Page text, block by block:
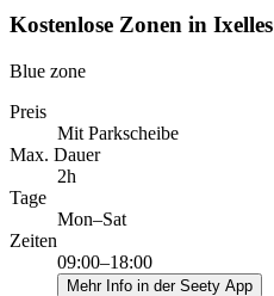
Kostenlose Zonen in Ixelles
Blue zone
Preis
Mit Parkscheibe
Max. Dauer
2h
Tage
Mon–Sat
Zeiten
09:00–18:00
Mehr Info in der Seety App